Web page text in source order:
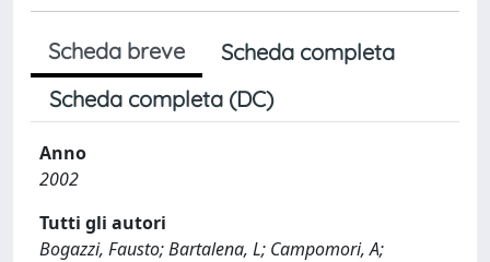
Scheda breve
Scheda completa
Scheda completa (DC)
Anno
2002
Tutti gli autori
Bogazzi, Fausto; Bartalena, L; Campomori, A;